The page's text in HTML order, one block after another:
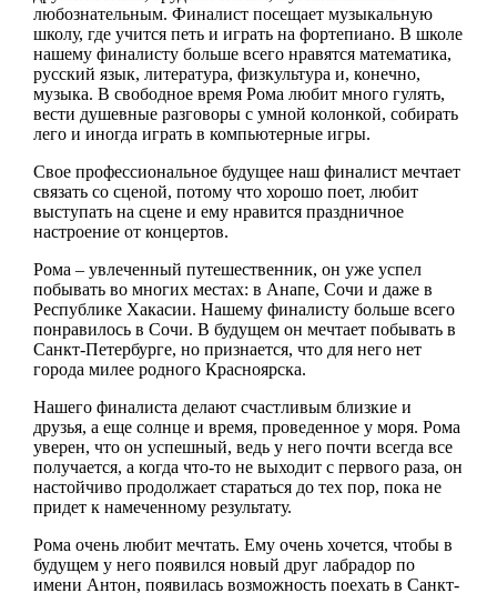
любознательным. Финалист посещает музыкальную
школу, где учится петь и играть на фортепиано. В школе
нашему финалисту больше всего нравятся математика,
русский язык, литература, физкультура и, конечно,
музыка. В свободное время Рома любит много гулять,
вести душевные разговоры с умной колонкой, собирать
лего и иногда играть в компьютерные игры.
Свое профессиональное будущее наш финалист мечтает
связать со сценой, потому что хорошо поет, любит
выступать на сцене и ему нравится праздничное
настроение от концертов.
Рома – увлеченный путешественник, он уже успел
побывать во многих местах: в Анапе, Сочи и даже в
Республике Хакасии. Нашему финалисту больше всего
понравилось в Сочи. В будущем он мечтает побывать в
Санкт-Петербурге, но признается, что для него нет
города милее родного Красноярска.
Нашего финалиста делают счастливым близкие и
друзья, а еще солнце и время, проведенное у моря. Рома
уверен, что он успешный, ведь у него почти всегда все
получается, а когда что-то не выходит с первого раза, он
настойчиво продолжает стараться до тех пор, пока не
придет к намеченному результату.
Рома очень любит мечтать. Ему очень хочется, чтобы в
будущем у него появился новый друг лабрадор по
имени Антон, появилась возможность поехать в Санкт-